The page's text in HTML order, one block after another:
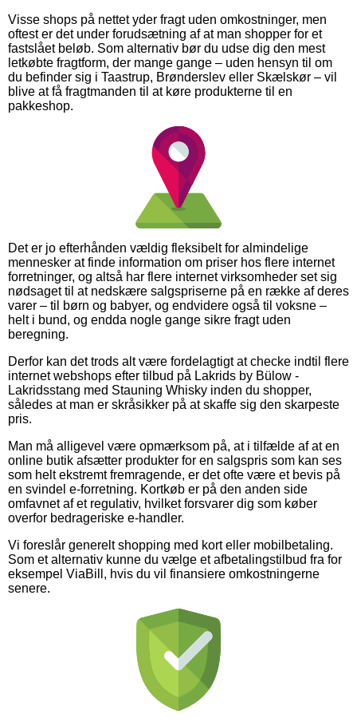
Visse shops på nettet yder fragt uden omkostninger, men
oftest er det under forudsætning af at man shopper for et
fastslået beløb. Som alternativ bør du udse dig den mest
letkøbte fragtform, der mange gange – uden hensyn til om
du befinder sig i Taastrup, Brønderslev eller Skælskør – vil
blive at få fragtmanden til at køre produkterne til en
pakkeshop.
Det er jo efterhånden vældig fleksibelt for almindelige
mennesker at finde information om priser hos flere internet
forretninger, og altså har flere internet virksomheder set sig
nødsaget til at nedskære salgspriserne på en række af deres
varer – til børn og babyer, og endvidere også til voksne –
helt i bund, og endda nogle gange sikre fragt uden
beregning.
Derfor kan det trods alt være fordelagtigt at checke indtil flere
internet webshops efter tilbud på Lakrids by Bülow -
Lakridsstang med Stauning Whisky inden du shopper,
således at man er skråsikker på at skaffe sig den skarpeste
pris.
Man må alligevel være opmærksom på, at i tilfælde af at en
online butik afsætter produkter for en salgspris som kan ses
som helt ekstremt fremragende, er det ofte være et bevis på
en svindel e-forretning. Kortkøb er på den anden side
omfavnet af et regulativ, hvilket forsvarer dig som køber
overfor bedrageriske e-handler.
Vi foreslår generelt shopping med kort eller mobilbetaling.
Som et alternativ kunne du vælge et afbetalingstilbud fra for
eksempel ViaBill, hvis du vil finansiere omkostningerne
senere.